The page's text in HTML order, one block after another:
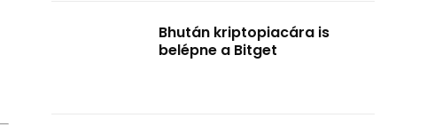
Bhután kriptopiacára is
belépne a Bitget